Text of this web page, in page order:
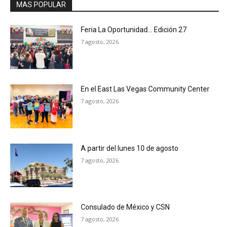
MAS POPULAR
Feria La Oportunidad… Edición 27
7 agosto, 2026
En el East Las Vegas Community Center
7 agosto, 2026
A partir del lunes 10 de agosto
7 agosto, 2026
Consulado de México y CSN
7 agosto, 2026